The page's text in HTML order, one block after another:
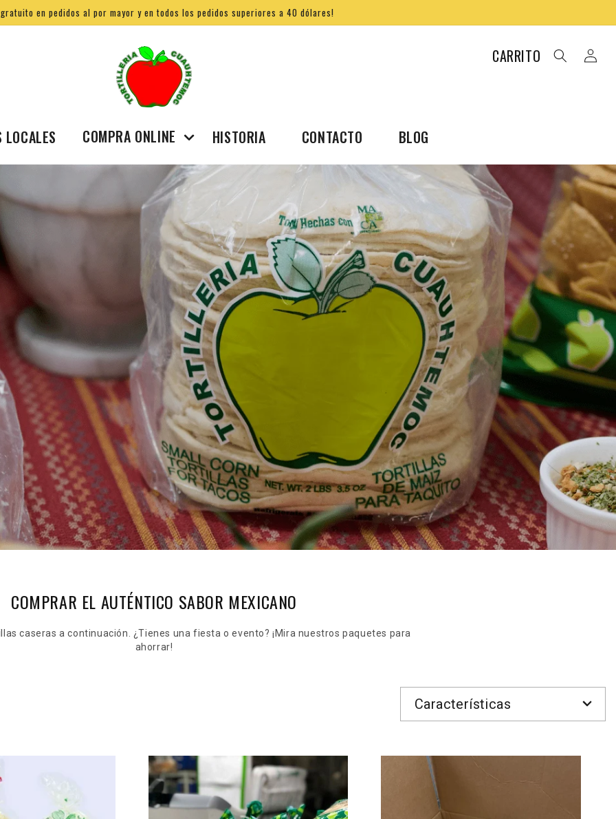
gratuito en pedidos al por mayor y en todos los pedidos superiores a 40 dólares!
LOCALES COMPRA ONLINE HISTORIA CONTACTO BLOG
CARRITO
Iniciar
sesión
COMPRAR EL AUTÉNTICO SABOR MEXICANO
caseras a continuación. ¿Tienes una fiesta o evento? ¡Mira nuestros paquetes para
ahorrar!